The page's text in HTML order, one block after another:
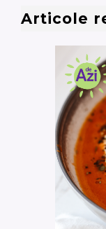
Articole